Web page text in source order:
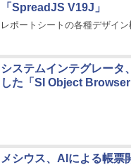
「SpreadJS V19J」
レポートシートの各種デザイ
システムインテグレータ
した「SI Object
メシウス、AIによる帳